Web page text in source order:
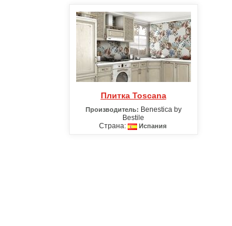
Плитка Toscana
Производитель: Benestica by
Bestile
Страна:
Испания